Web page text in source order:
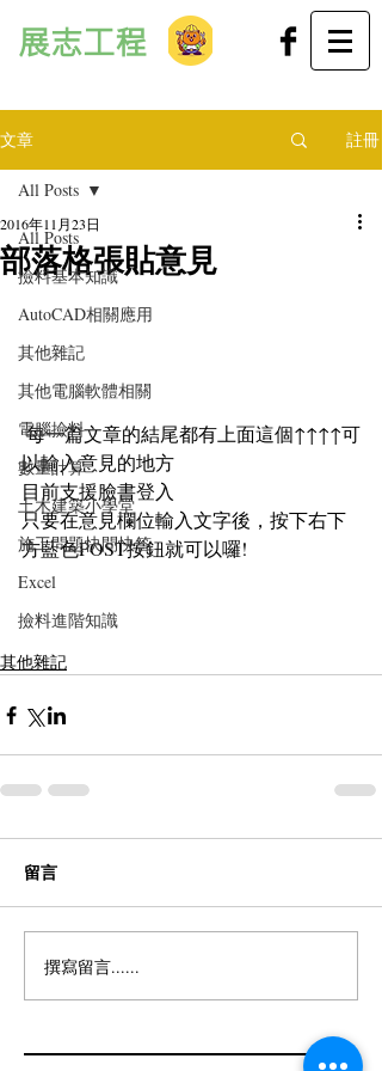
展志工程
文章 註冊
All Posts
撿料基本知識
AutoCAD相關應用
其他雜記
其他電腦軟體相關
電腦撿料
數量計算
土木建築小學堂
施工問題快問快答
Excel
撿料進階知識
All Posts
部落格張貼意見
2016年11月23日
每一篇文章的結尾都有上面這個↑↑↑↑可
以輸入意見的地方
目前支援臉書登入
只要在意見欄位輸入文字後，按下右下
方藍色POST按鈕就可以囉!
其他雜記
留言
撰寫留言......